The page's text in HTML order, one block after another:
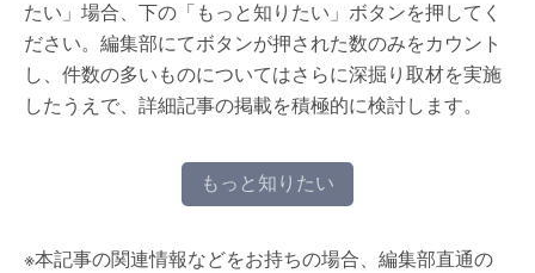
たい」場合、下の「もっと知りたい」ボタンを押してく
ださい。編集部にてボタンが押された数のみをカウント
し、件数の多いものについてはさらに深掘り取材を実施
したうえで、詳細記事の掲載を積極的に検討します。
もっと知りたい
※本記事の関連情報などをお持ちの場合、編集部直通の